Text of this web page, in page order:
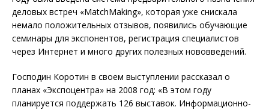
деловых встреч «MatchMaking», которая уже снискала
немало положительных отзывов, появились обучающие
семинары для экспонентов, регистрация специалистов
через Интернет и много других полезных нововведений.
Господин Коротин в своем выступлении рассказал о
планах «Экспоцентра» на 2008 год: «В этом году
планируется поддержать 126 выставок. Информационно-